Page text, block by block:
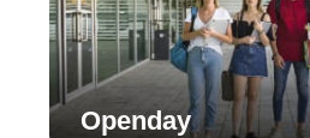
Openday